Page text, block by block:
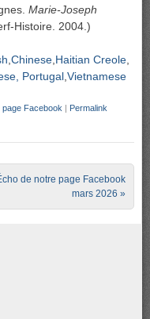
Marie-Joseph
Histoire. 2004.)
Chinese Haitian Creole
Portugal Vietnamese
page Facebook | Permalink
de notre page Facebook
mars 2026 »